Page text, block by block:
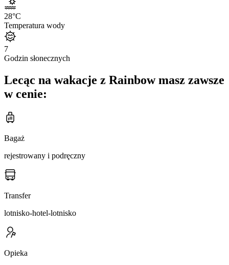
28°C
Temperatura wody
7
Godzin słonecznych
Lecąc na wakacje z Rainbow masz zawsze
w cenie:
Bagaż
rejestrowany i podręczny
Transfer
lotnisko-hotel-lotnisko
Opieka